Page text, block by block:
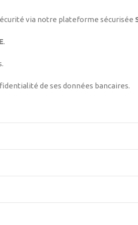
via notre plateforme sécurisée
.
de ses données bancaires.